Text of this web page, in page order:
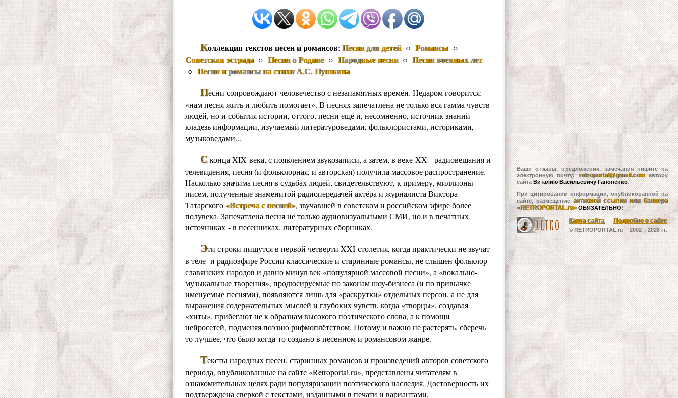
Коллекция текстов песен и романсов: Песни для детей○ Романсы ○
Советская эстрада○ Песни о Родине○ Народные песни○ Песни военных лет
○ Песни и романсы на стихи А.С. Пушкина
Песни сопровождают человечество с незапамятных времён. Недаром говорится:
«нам песня жить и любить помогает». В песнях запечатлена не только вся гамма чувств
людей, но и события истории, оттого, песни ещё и, несомненно, источник знаний -
кладезь информации, изучаемый литературоведами, фольклористами, историками,
музыковедами...
Сконца XIX века, с появлением звукозаписи, а затем, в веке XX - радиовещания и
телевидения, песня (и фольклорная, и авторская) получила массовое распространение.
Насколько значима песня в судьбах людей, свидетельствуют, к примеру, миллионы
писем, полученные знаменитой радиопередачей актёра и журналиста Виктора
Татарского«Встреча с песней», звучавшей в советском и российском эфире более
полувека. Запечатлена песня не только аудиовизуальными СМИ, но и в печатных
источниках - в песенниках, литературных сборниках.
Эти строки пишутся в первой четверти XXI столетия, когда практически не звучат
в теле- и радиоэфире России классические и старинные романсы, не слышен фольклор
славянских народов и давно минул век «популярной массовой песни», а «вокально-
музыкальные творения», продюсируемые по законам шоу-бизнеса (и по привычке
именуемые песнями), появляются лишь для «раскрутки» отдельных персон, а не для
выражения содержательных мыслей и глубоких чувств, когда «творцы», создавая
«хиты», прибегают не к образцам высокого поэтического слова, а к помощи
нейросетей, подменяя поэзию рифмоплётством. Потому и важно не растерять, сберечь
то лучшее, что было когда-то создано в песенном и романсовом жанре.
Тексты народных песен, старинных романсов и произведений авторов советского
периода, опубликованные на сайте «Retroportal.ru», представлены читателям в
ознакомительных целях ради популяризации поэтического наследия. Достоверность их
подтверждена сверкой с текстами, изданными в печати и вариантами,
Ваши отзывы, предложения, замечания пишите на
электронную почту:retroportal@gmail.comавтору
сайтаВиталию Васильевичу Гапоненко.
При цитировании информации, опубликованной на
сайте, размещениеактивной ссылки или баннера
«RETROPORTAL.ru» ОБЯЗАТЕЛЬНО!
Карта сайта Подробно о сайте
© RETROPORTAL.ru 2002 –2026 гг.